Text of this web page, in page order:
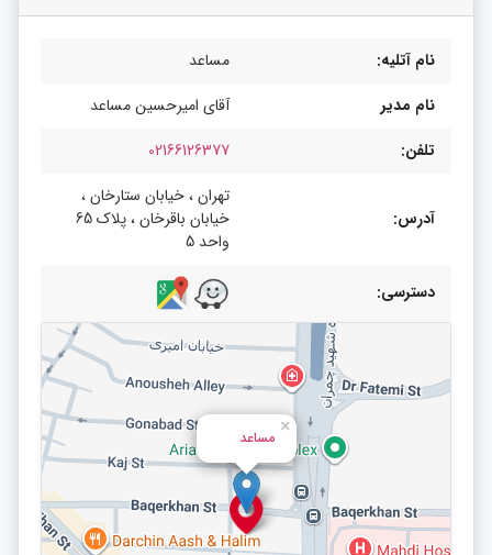
نام آتلیه:
مساعد
نام مدیر
آقای امیرحسین مساعد
تلفن:
02166126377
آدرس:
تهران ، خیابان ستارخان ،
خیابان باقرخان ، پلاک 65
واحد 5
دسترسی:
مساعد
×